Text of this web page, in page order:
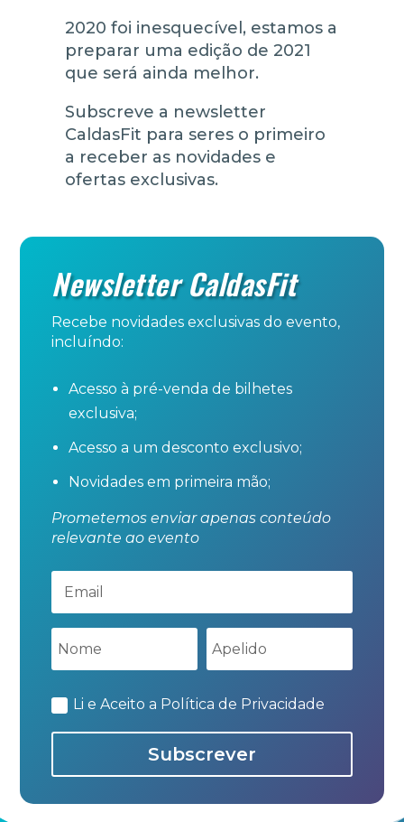
2020 foi inesquecível, estamos a
preparar uma edição de 2021
que será ainda melhor.
Subscreve a newsletter
CaldasFit para seres o primeiro
a receber as novidades e
ofertas exclusivas.
Newsletter CaldasFit
Recebe novidades exclusivas do evento,
incluíndo:
Acesso à pré-venda de bilhetes
exclusiva;
Acesso a um desconto exclusivo;
Novidades em primeira mão;
Prometemos enviar apenas conteúdo
relevante ao evento
Li e Aceito a Política de Privacidade
Subscrever